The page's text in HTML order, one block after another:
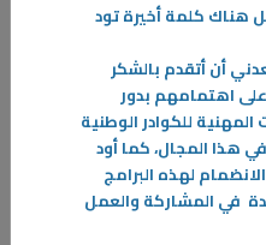
هناك كلمة أخيرة تود
أن أتقدم بالشكر
على اهتمامهم بدور
للكوادر الوطنية
هذا المجال، كما أود
لهذه البرامج
في المشاركة والعمل